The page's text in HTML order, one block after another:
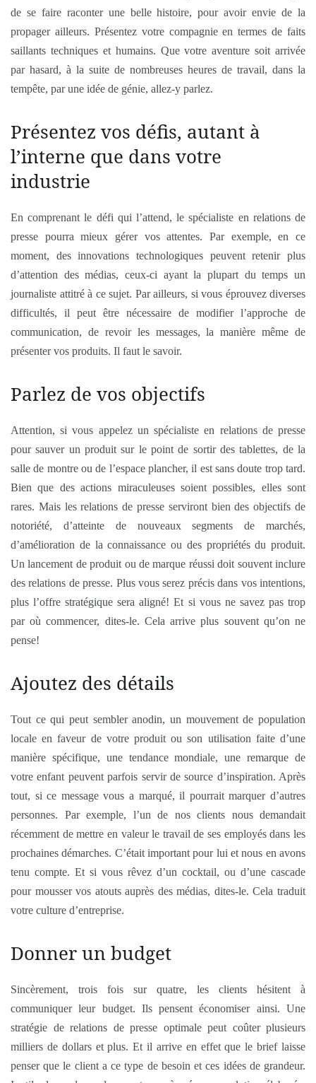
de se faire raconter une belle histoire, pour avoir envie de la
propager ailleurs. Présentez votre compagnie en termes de faits
saillants techniques et humains. Que votre aventure soit arrivée
par hasard, à la suite de nombreuses heures de travail, dans la
tempête, par une idée de génie, allez-y parlez.
Présentez vos défis, autant à
l’interne que dans votre
industrie
En comprenant le défi qui l’attend, le spécialiste en relations de
presse pourra mieux gérer vos attentes. Par exemple, en ce
moment, des innovations technologiques peuvent retenir plus
d’attention des médias, ceux-ci ayant la plupart du temps un
journaliste attitré à ce sujet. Par ailleurs, si vous éprouvez diverses
difficultés, il peut être nécessaire de modifier l’approche de
communication, de revoir les messages, la manière même de
présenter vos produits. Il faut le savoir.
Parlez de vos objectifs
Attention, si vous appelez un spécialiste en relations de presse
pour sauver un produit sur le point de sortir des tablettes, de la
salle de montre ou de l’espace plancher, il est sans doute trop tard.
Bien que des actions miraculeuses soient possibles, elles sont
rares. Mais les relations de presse serviront bien des objectifs de
notoriété, d’atteinte de nouveaux segments de marchés,
d’amélioration de la connaissance ou des propriétés du produit.
Un lancement de produit ou de marque réussi doit souvent inclure
des relations de presse. Plus vous serez précis dans vos intentions,
plus l’offre stratégique sera aligné! Et si vous ne savez pas trop
par où commencer, dites-le. Cela arrive plus souvent qu’on ne
pense!
Ajoutez des détails
Tout ce qui peut sembler anodin, un mouvement de population
locale en faveur de votre produit ou son utilisation faite d’une
manière spécifique, une tendance mondiale, une remarque de
votre enfant peuvent parfois servir de source d’inspiration. Après
tout, si ce message vous a marqué, il pourrait marquer d’autres
personnes. Par exemple, l’un de nos clients nous demandait
récemment de mettre en valeur le travail de ses employés dans les
prochaines démarches. C’était important pour lui et nous en avons
tenu compte. Et si vous rêvez d’un cocktail, ou d’une cascade
pour mousser vos atouts auprès des médias, dites-le. Cela traduit
votre culture d’entreprise.
Donner un budget
Sincèrement, trois fois sur quatre, les clients hésitent à
communiquer leur budget. Ils pensent économiser ainsi. Une
stratégie de relations de presse optimale peut coûter plusieurs
milliers de dollars et plus. Et il arrive en effet que le brief laisse
penser que le client a ce type de besoin et ces idées de grandeur.